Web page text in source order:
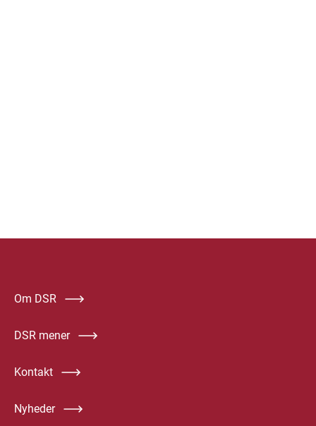
Om DSR
DSR mener
Kontakt
Nyheder